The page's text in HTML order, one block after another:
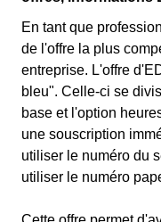
En tant que
de l'offre la plus
entreprise. L'offre
bleu". Celle-ci se
base et l'option
une souscription
utiliser le numéro du
utiliser le numéro